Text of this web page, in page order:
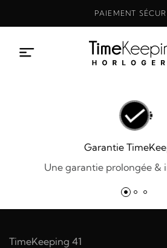
PAIEMENT
Garantie
Une garantie prolongée &
TimeKeeping 41